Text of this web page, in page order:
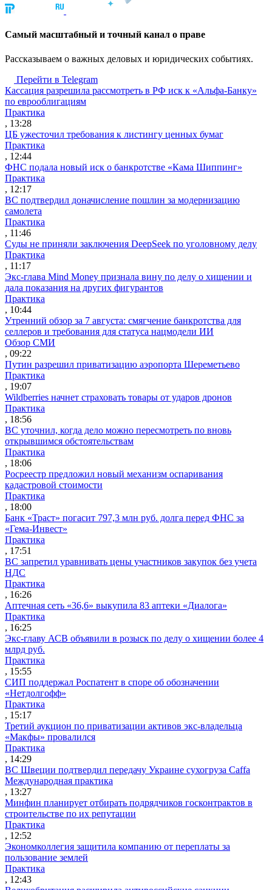
Cамый масштабный и точный канал о праве
Рассказываем о важных деловых и юридических событиях.
Перейти в Telegram
Кассация разрешила рассмотреть в РФ иск к «Альфа-Банку»
по еврооблигациям
Практика
, 13:28
ЦБ ужесточил требования к листингу ценных бумаг
Практика
, 12:44
ФНС подала новый иск о банкротстве «Кама Шиппинг»
Практика
, 12:17
ВС подтвердил доначисление пошлин за модернизацию
самолета
Практика
, 11:46
Суды не приняли заключения DeepSeek по уголовному делу
Практика
, 11:17
Экс-глава Mind Money признала вину по делу о хищении и
дала показания на других фигурантов
Практика
, 10:44
Утренний обзор за 7 августа: смягчение банкротства для
селлеров и требования для статуса нацмодели ИИ
Обзор СМИ
, 09:22
Путин разрешил приватизацию аэропорта Шереметьево
Практика
, 19:07
Wildberries начнет страховать товары от ударов дронов
Практика
, 18:56
ВС уточнил, когда дело можно пересмотреть по вновь
открывшимся обстоятельствам
Практика
, 18:06
Росреестр предложил новый механизм оспаривания
кадастровой стоимости
Практика
, 18:00
Банк «Траст» погасит 797,3 млн руб. долга перед ФНС за
«Гема-Инвест»
Практика
, 17:51
ВС запретил уравнивать цены участников закупок без учета
НДС
Практика
, 16:26
Аптечная сеть «36,6» выкупила 83 аптеки «Диалога»
Практика
, 16:25
Экс-главу АСВ объявили в розыск по делу о хищении более 4
млрд руб.
Практика
, 15:55
СИП поддержал Роспатент в споре об обозначении
«Нетдолгофф»
Практика
, 15:17
Третий аукцион по приватизации активов экс-владельца
«Макфы» провалился
Практика
, 14:29
ВС Швеции подтвердил передачу Украине сухогруза Caffa
Международная практика
, 13:27
Минфин планирует отбирать подрядчиков госконтрактов в
строительстве по их репутации
Практика
, 12:52
Экономколлегия защитила компанию от переплаты за
пользование землей
Практика
, 12:43